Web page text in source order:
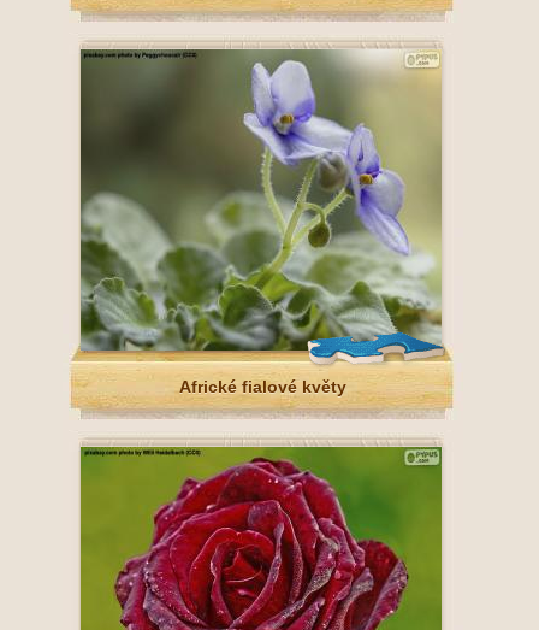
Africké fialové květy